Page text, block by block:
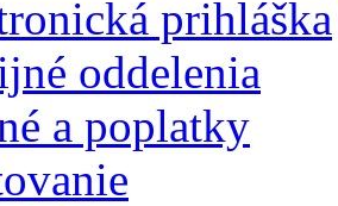
prihláška
oddelenia
a poplatky